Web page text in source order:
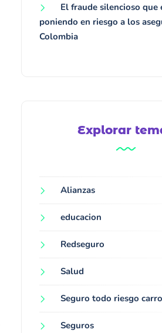
El fraude silencioso que
poniendo en riesgo a los
Colombia
Explorar
Alianzas
educacion
Redseguro
Salud
Seguro todo riesgo carro
Seguros